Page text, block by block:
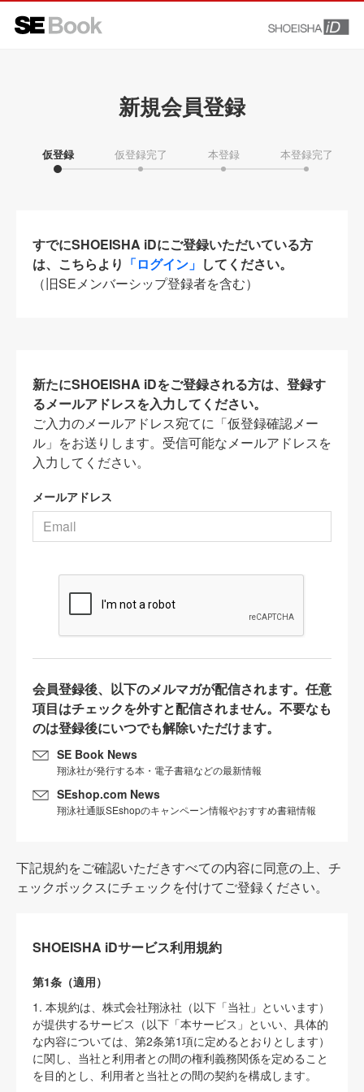
新規会員登録
仮登録 仮登録完了 本登録 本登録完了
すでにSHOEISHA iDにご登録いただいている方
は、こちらより 「ログイン」 してください。
（旧SEメンバーシップ登録者を含む）
新たにSHOEISHA iDをご登録される方は、登録す
るメールアドレスを入力してください。
ご入力のメールアドレス宛てに「仮登録確認メー
ル」をお送りします。受信可能なメールアドレスを
入力してください。
メールアドレス
会員登録後、以下のメルマガが配信されます。任意
項目はチェックを外すと配信されません。不要なも
のは登録後にいつでも解除いただけます。
SE Book News
翔泳社が発行する本・電子書籍などの最新情報
SEshop.com News
翔泳社通販SEshopのキャンペーン情報やおすすめ書籍情報
下記規約をご確認いただきすべての内容に同意の上、チ
ェックボックスにチェックを付けてご登録ください。
SHOEISHA iDサービス利用規約
第1条（適用）
1. 本規約は、株式会社翔泳社（以下「当社」といいます）
が提供するサービス（以下「本サービス」といい、具体的
な内容については、第2条第1項に定めるとおりとします）
に関し、当社と利用者との間の権利義務関係を定めること
を目的とし、利用者と当社との間の契約を構成します。